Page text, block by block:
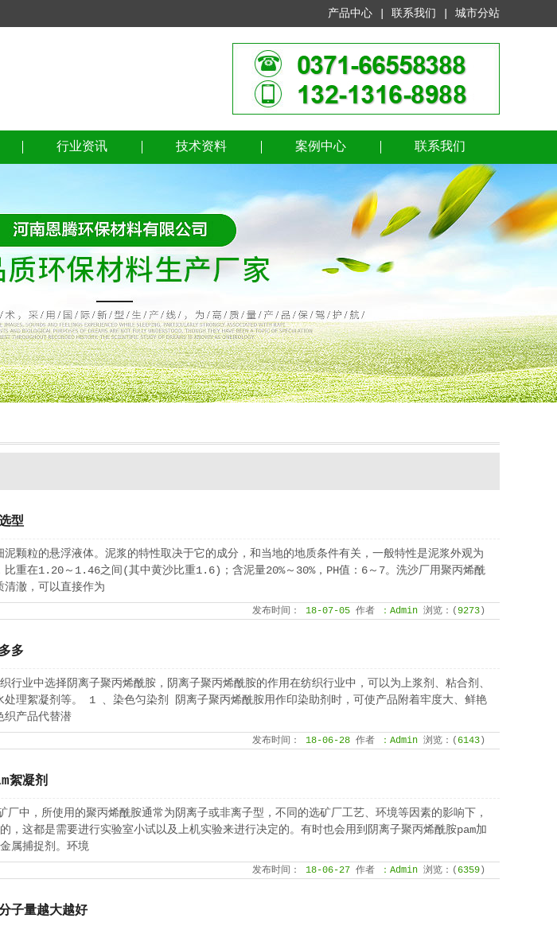
产品中心 联系我们 城市分站
行业资讯 技术资料 案例中心 联系我们
型
颗粒的悬浮液体。泥浆的特性取决于它的成分，和当地的地质条件有关，一般特性是泥浆外观为
比重在1.20～1.46之间(其中黄沙比重1.6)；含泥量20%～30%，PH值：6～7。洗沙厂用聚丙烯酰
清澈，可以直接作为
发布时间： 18-07-05 作者 ：Admin 浏览：(9273 )
多
业中选择阴离子聚丙烯酰胺，阴离子聚丙烯酰胺的作用在纺织行业中，可以为上浆剂、粘合剂、
处理絮凝剂等。 1 、染色匀染剂 阴离子聚丙烯酰胺用作印染助剂时，可使产品附着牢度大、鲜艳
织产品代替潜
发布时间： 18-06-28 作者 ：Admin 浏览：( 6143 )
絮凝剂
中，所使用的聚丙烯酰胺通常为阴离子或非离子型，不同的选矿厂工艺、环境等因素的影响下，
，这都是需要进行实验室小试以及上机实验来进行决定的。有时也会用到阴离子聚丙烯酰胺pam加
属捕捉剂。环境
发布时间： 18-06-27 作者 ：Admin 浏览：( 6359 )
子量越大越好